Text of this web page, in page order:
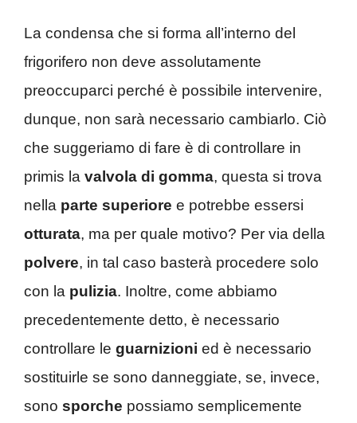
La condensa che si forma all’interno del
frigorifero non deve assolutamente
preoccuparci perché è possibile intervenire,
dunque, non sarà necessario cambiarlo. Ciò
che suggeriamo di fare è di controllare in
primis la valvola di gomma, questa si trova
nella parte superiore e potrebbe essersi
otturata, ma per quale motivo? Per via della
polvere, in tal caso basterà procedere solo
con la pulizia. Inoltre, come abbiamo
precedentemente detto, è necessario
controllare le guarnizioni ed è necessario
sostituirle se sono danneggiate, se, invece,
sono sporche possiamo semplicemente